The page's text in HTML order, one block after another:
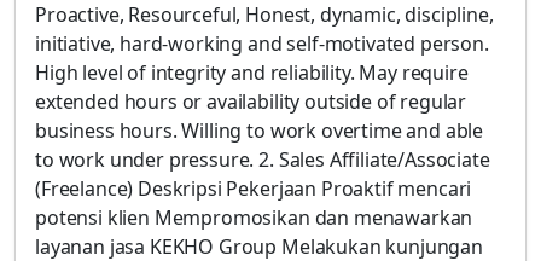
Proactive, Resourceful, Honest, dynamic, discipline,
initiative, hard-working and self-motivated person.
High level of integrity and reliability. May require
extended hours or availability outside of regular
business hours. Willing to work overtime and able
to work under pressure. 2. Sales Affiliate/Associate
(Freelance) Deskripsi Pekerjaan Proaktif mencari
potensi klien Mempromosikan dan menawarkan
layanan jasa KEKHO Group Melakukan kunjungan